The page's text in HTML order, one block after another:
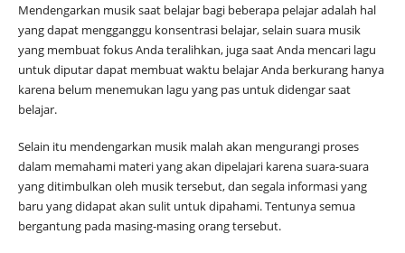
Mendengarkan musik saat belajar bagi beberapa pelajar adalah hal
yang dapat mengganggu konsentrasi belajar, selain suara musik
yang membuat fokus Anda teralihkan, juga saat Anda mencari lagu
untuk diputar dapat membuat waktu belajar Anda berkurang hanya
karena belum menemukan lagu yang pas untuk didengar saat
belajar.
Selain itu mendengarkan musik malah akan mengurangi proses
dalam memahami materi yang akan dipelajari karena suara-suara
yang ditimbulkan oleh musik tersebut, dan segala informasi yang
baru yang didapat akan sulit untuk dipahami. Tentunya semua
bergantung pada masing-masing orang tersebut.